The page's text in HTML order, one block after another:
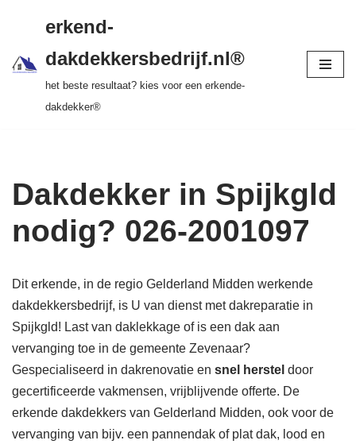
naar
inhoud
tot 20 jr garantie > SKEV erkend
erkend-
dakdekkersbedrijf.nl®
het beste resultaat? kies voor een erkende-
dakdekker®
Dakdekker in Spijkgld
nodig? 026-2001097
Dit erkende, in de regio Gelderland Midden werkende
dakdekkersbedrijf, is U van dienst met dakreparatie in
Spijkgld! Last van daklekkage of is een dak aan
vervanging toe in de gemeente Zevenaar?
Gespecialiseerd in dakrenovatie en snel herstel door
gecertificeerde vakmensen, vrijblijvende offerte. De
erkende dakdekkers van Gelderland Midden, ook voor de
vervanging van bijv. een pannendak of plat dak, lood en